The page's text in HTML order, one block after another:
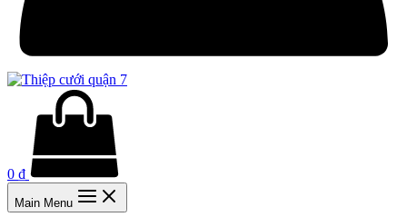
0 ₫
Main Menu